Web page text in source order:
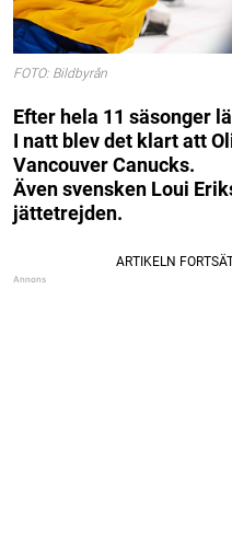
FOTO: Bildbyrån
Efter hela 11 säsonger
I natt blev det klart att
Vancouver Canucks.
Även svensken Loui
jättetrejden.